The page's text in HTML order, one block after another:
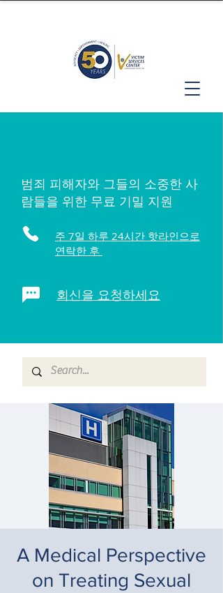
범죄 피해자와 그들의 소중한 사
람들을 위한 무료 기밀 지원
주 7일 하루 24시간 핫라인으로
연락한 후
회신을 요청하세요
A Medical Perspective
on Treating Sexual